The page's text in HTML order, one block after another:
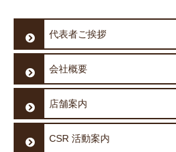
代表者ご挨拶
会社概要
店舗案内
CSR 活動案内